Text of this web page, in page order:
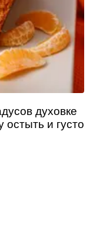
духовке
остыть и густо